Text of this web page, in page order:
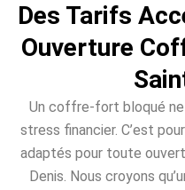
Des Tarifs
Ouverture
Un coffre-fort bloqué
stress financier. C’est
adaptés pour toute
Denis. Nous croyons